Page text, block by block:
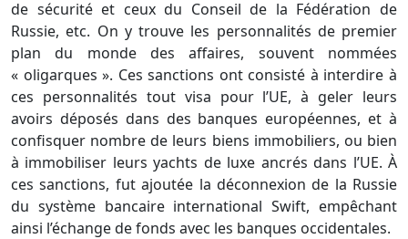
de sécurité et ceux du Conseil de la Fédération de
Russie, etc. On y trouve les personnalités de premier
plan du monde des affaires, souvent nommées
« oligarques ». Ces sanctions ont consisté à interdire à
ces personnalités tout visa pour l’UE, à geler leurs
avoirs déposés dans des banques européennes, et à
confisquer nombre de leurs biens immobiliers, ou bien
à immobiliser leurs yachts de luxe ancrés dans l’UE. À
ces sanctions, fut ajoutée la déconnexion de la Russie
du système bancaire international Swift, empêchant
ainsi l’échange de fonds avec les banques occidentales.